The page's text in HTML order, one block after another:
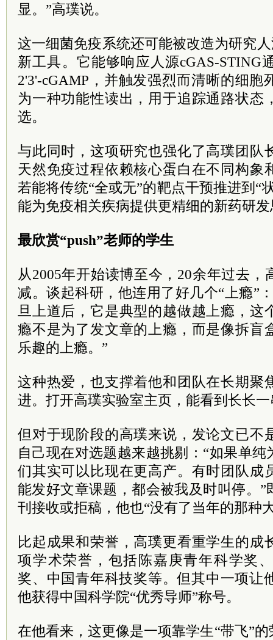
显。”高璞说。
这一细菌免疫系统还可能被改造为研究
新工具。它能够响应人源cGAS-STING
2'3'-cGAMP，并触发强烈而清晰的细胞
为一种功能性读出，用于追踪通路状态
选。
与此同时，这项研究也强化了高璞团队
天然免疫过程依赖核心蛋白在不同构象
若能将传统“全或无”的靶点干预推进到“
能为免疫相关疾病提供更精细的新药研
最欣赏“push”老师的学生
从2005年开始读博至今，20余年过去，
减。谈起科研，他连用了好几个“上瘾”
旦上道后，它是典型的越做越上瘾，这
瘾不是为了发文章的上瘾，而是像拆盲
乐趣的上瘾。”
这种热爱，也支撑着他和团队在长期聚
进。打开高璞实验室主页，能看到长长
但对于现阶段的高璞来说，发论文已不
自己现在对选题越来越挑剔：“如果单
们其实可以比现在更高产。有时团队成
能发好文章课题，都会被我及时叫停。
刊接收或拒稿，他也“没有了当年的那种
比起成果和荣誉，高璞更看重学生的成
项学术荣誉，包括陈嘉庚青年科学奖
奖、中国青年科技奖等。但其中一项让
他获得中国科学院“优秀导师”称号。
在他看来，这更像是一项靠学生“带飞”